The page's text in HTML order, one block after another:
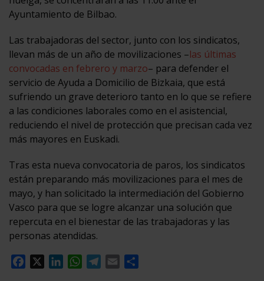
Ayuntamiento de Bilbao.
Las trabajadoras del sector, junto con los sindicatos,
llevan más de un año de movilizaciones –las últimas
convocadas en febrero y marzo– para defender el
servicio de Ayuda a Domicilio de Bizkaia, que está
sufriendo un grave deterioro tanto en lo que se refiere
a las condiciones laborales como en el asistencial,
reduciendo el nivel de protección que precisan cada vez
más mayores en Euskadi.
Tras esta nueva convocatoria de paros, los sindicatos
están preparando más movilizaciones para el mes de
mayo, y han solicitado la intermediación del Gobierno
Vasco para que se logre alcanzar una solución que
repercuta en el bienestar de las trabajadoras y las
personas atendidas.
Facebook
LinkedInWhatsApp
Telegram
Email